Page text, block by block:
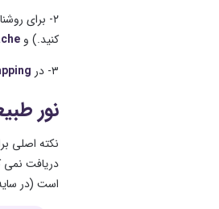
۲- برای روشنایی اولیه در قسمت
کنید.) و
۳- در
نور
نکته اصلی
دریافت نمی
است (در